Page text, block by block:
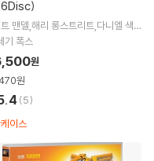
맨델,해리 롱스트리트,다니엘 색헤
기 폭스
이스
원
원
(5)